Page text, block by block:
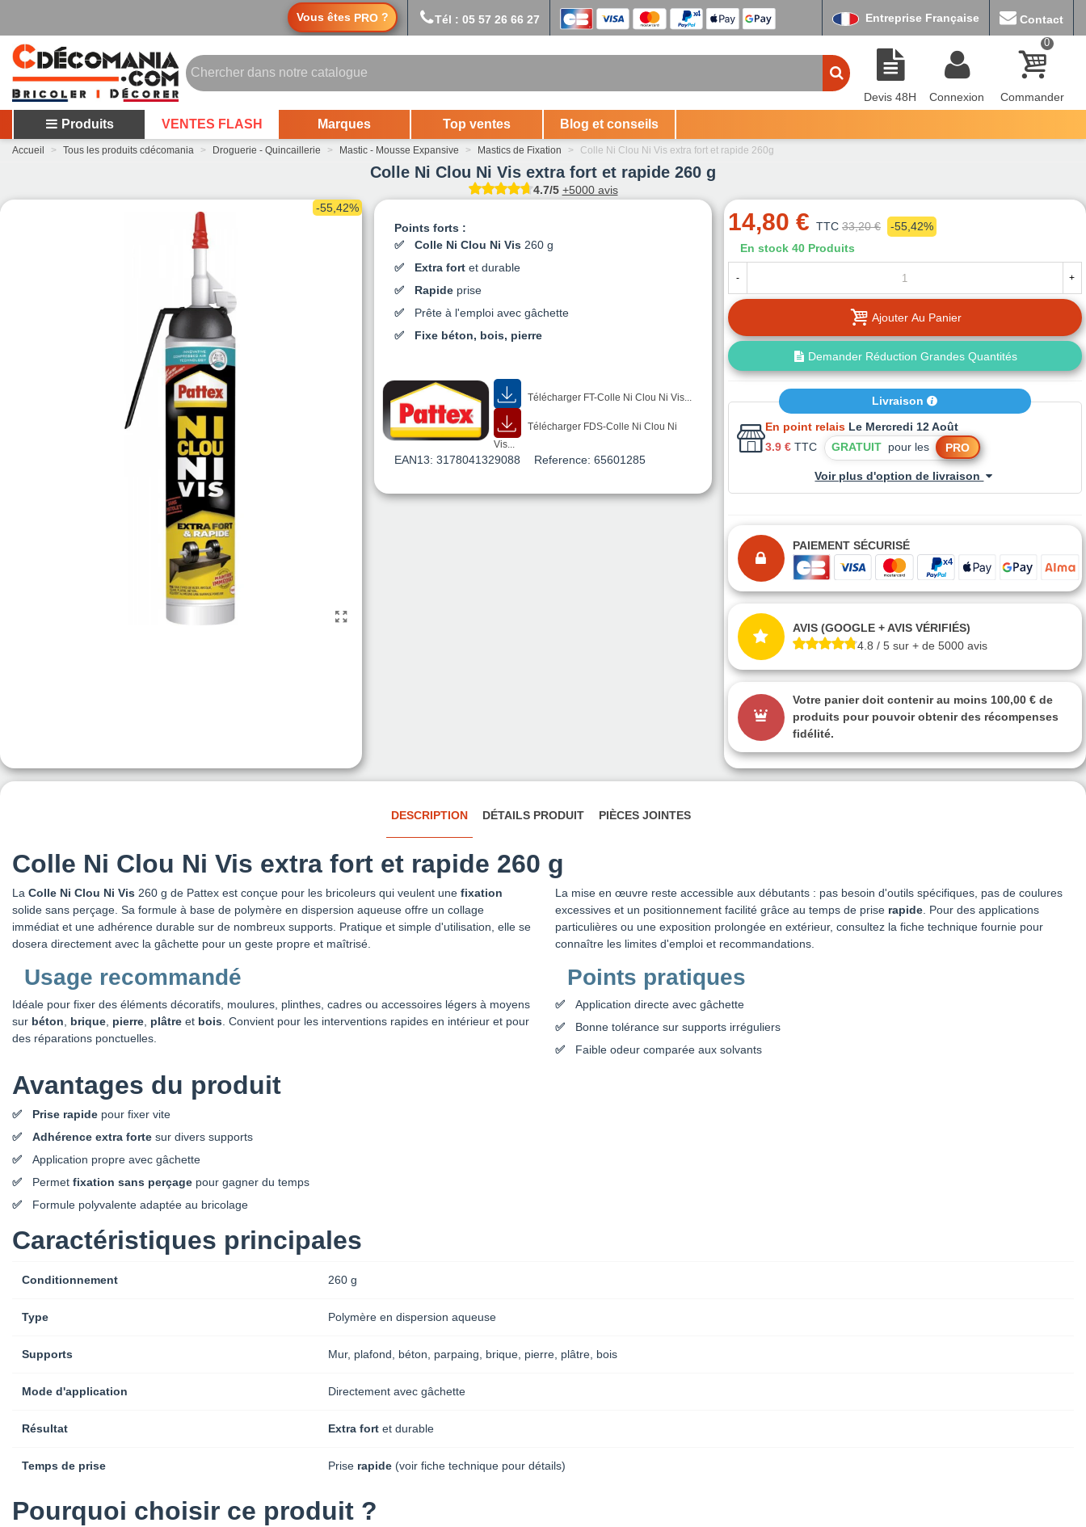
Vous êtes PRO ? Tél : 05 57 26 66 27 Entreprise Française Contact
Devis 48H Connexion
0
Commander
Produits VENTES FLASH Marques Top ventes Blog et conseils
Accueil > Tous les produits cdécomania > Droguerie - Quincaillerie > Mastic - Mousse Expansive > Mastics de Fixation > Colle Ni Clou Ni Vis extra fort et rapide 260g
Colle Ni Clou Ni Vis extra fort et rapide 260 g
4.7/5 +5000 avis
-55,42%
Points forts :
Colle Ni Clou Ni Vis260 g
Extra fortet durable
Rapideprise
Prête à l'emploi avec gâchette
Fixe béton, bois, pierre
Télécharger FT-Colle Ni Clou Ni Vis...
Télécharger FDS-Colle Ni Clou Ni
Vis...
EAN13: 3178041329088 Reference: 65601285
14,80 € TTC 33,20 €
-55,42%
En stock 40 Produits
- +
Ajouter Au Panier
Demander Réduction Grandes Quantités
Livraison
En point relais Le Mercredi 12 Août
3.9 € TTC GRATUITpour les PRO
Voir plus d'option de livraison
PAIEMENT SÉCURISÉ
AVIS (GOOGLE + AVIS VÉRIFIÉS)
4.8 / 5 sur + de 5000 avis
Votre panier doit contenir au moins 100,00 € de
produits pour pouvoir obtenir des récompenses
fidélité.
DESCRIPTION DÉTAILS PRODUIT PIÈCES JOINTES
Colle Ni Clou Ni Vis extra fort et rapide 260 g
La Colle Ni Clou Ni Vis 260 g de Pattex est conçue pour les bricoleurs qui veulent une fixation
solide sans perçage. Sa formule à base de polymère en dispersion aqueuse offre un collage
immédiat et une adhérence durable sur de nombreux supports. Pratique et simple d'utilisation, elle se
dosera directement avec la gâchette pour un geste propre et maîtrisé.
Usage recommandé
Idéale pour fixer des éléments décoratifs, moulures, plinthes, cadres ou accessoires légers à moyens
sur béton, brique, pierre, plâtre et bois. Convient pour les interventions rapides en intérieur et pour
des réparations ponctuelles.
La mise en œuvre reste accessible aux débutants : pas besoin d'outils spécifiques, pas de coulures
excessives et un positionnement facilité grâce au temps de prise rapide. Pour des applications
particulières ou une exposition prolongée en extérieur, consultez la fiche technique fournie pour
connaître les limites d'emploi et recommandations.
Points pratiques
Application directe avec gâchette
Bonne tolérance sur supports irréguliers
Faible odeur comparée aux solvants
Avantages du produit
Prise rapide pour fixer vite
Adhérence extra forte sur divers supports
Application propre avec gâchette
Permet fixation sans perçage pour gagner du temps
Formule polyvalente adaptée au bricolage
Caractéristiques principales
Conditionnement 260 g
Type Polymère en dispersion aqueuse
Supports Mur, plafond, béton, parpaing, brique, pierre, plâtre, bois
Mode d'application Directement avec gâchette
Résultat Extra fort et durable
Temps de prise Prise rapide (voir fiche technique pour détails)
Pourquoi choisir ce produit ?